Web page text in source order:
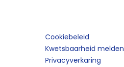
Cookiebeleid
Kwetsbaarheid melden
Privacyverkaring